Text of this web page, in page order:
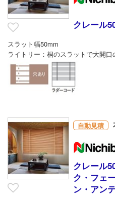
クレール
スラット幅50mm
ライトリー：桐のスラットで大開口
自動見積
クレール
ク・フェ
ン・アン